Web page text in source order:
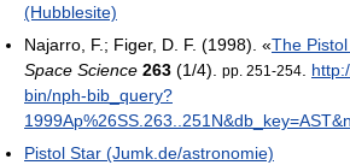
(Hubblesite)
Najarro, F.; Figer, D. F. (1998). «The
Space Science 263 (1/4). pp. 251-254
bin/nph-bib_query?
Pistol Star (Jumk.de/astronomie)